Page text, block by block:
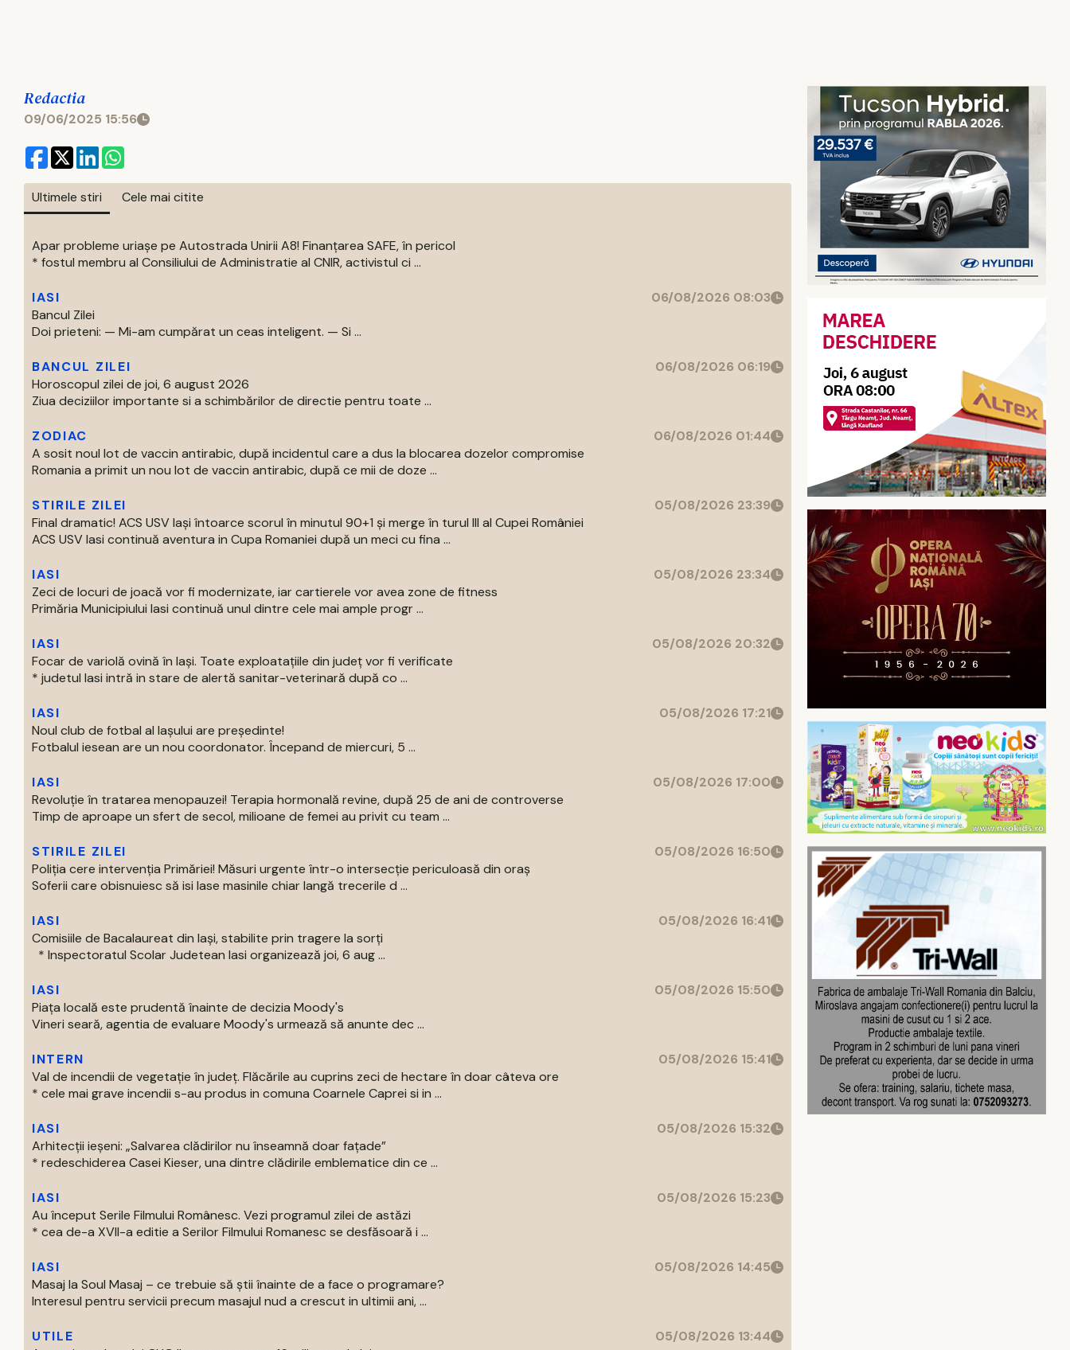
Redactia
09/06/2025 15:56
Ultimele stiri Cele mai citite
Apar probleme uriașe pe Autostrada Unirii A8! Finanțarea SAFE, în pericol
* fostul membru al Consiliului de Administratie al CNIR, activistul ci ...
IASI
06/08/2026 08:03
Bancul Zilei
Doi prieteni: — Mi-am cumpărat un ceas inteligent. — Si ...
BANCUL ZILEI
06/08/2026 06:19
Horoscopul zilei de joi, 6 august 2026
Ziua deciziilor importante si a schimbărilor de directie pentru toate ...
ZODIAC
06/08/2026 01:44
A sosit noul lot de vaccin antirabic, după incidentul care a dus la blocarea dozelor compromise
Romania a primit un nou lot de vaccin antirabic, după ce mii de doze ...
STIRILE ZILEI
05/08/2026 23:39
Final dramatic! ACS USV Iași întoarce scorul în minutul 90+1 și merge în turul III al Cupei României
ACS USV Iasi continuă aventura in Cupa Romaniei după un meci cu fina ...
IASI
05/08/2026 23:34
Zeci de locuri de joacă vor fi modernizate, iar cartierele vor avea zone de fitness
Primăria Municipiului Iasi continuă unul dintre cele mai ample progr ...
IASI
05/08/2026 20:32
Focar de variolă ovină în Iași. Toate exploatațiile din județ vor fi verificate
* judetul Iasi intră in stare de alertă sanitar-veterinară după co ...
IASI
05/08/2026 17:21
Noul club de fotbal al Iașului are președinte!
Fotbalul iesean are un nou coordonator. Începand de miercuri, 5 ...
IASI
05/08/2026 17:00
Revoluție în tratarea menopauzei! Terapia hormonală revine, după 25 de ani de controverse
Timp de aproape un sfert de secol, milioane de femei au privit cu team ...
STIRILE ZILEI
05/08/2026 16:50
Poliția cere intervenția Primăriei! Măsuri urgente într-o intersecție periculoasă din oraș
Soferii care obisnuiesc să isi lase masinile chiar langă trecerile d ...
IASI
05/08/2026 16:41
Comisiile de Bacalaureat din Iași, stabilite prin tragere la sorți
* Inspectoratul Scolar Judetean Iasi organizează joi, 6 aug ...
IASI
05/08/2026 15:50
Piața locală este prudentă înainte de decizia Moody's
Vineri seară, agentia de evaluare Moody's urmează să anunte dec ...
INTERN
05/08/2026 15:41
Val de incendii de vegetație în județ. Flăcările au cuprins zeci de hectare în doar câteva ore
* cele mai grave incendii s-au produs in comuna Coarnele Caprei si in ...
IASI
05/08/2026 15:32
Arhitecții ieșeni: „Salvarea clădirilor nu înseamnă doar fațade”
* redeschiderea Casei Kieser, una dintre clădirile emblematice din ce ...
IASI
05/08/2026 15:23
Au început Serile Filmului Românesc. Vezi programul zilei de astăzi
* cea de-a XVII-a editie a Serilor Filmului Romanesc se desfăsoară i ...
IASI
05/08/2026 14:45
Masaj la Soul Masaj – ce trebuie să știi înainte de a face o programare?
Interesul pentru servicii precum masajul nud a crescut in ultimii ani, ...
UTILE
05/08/2026 13:44